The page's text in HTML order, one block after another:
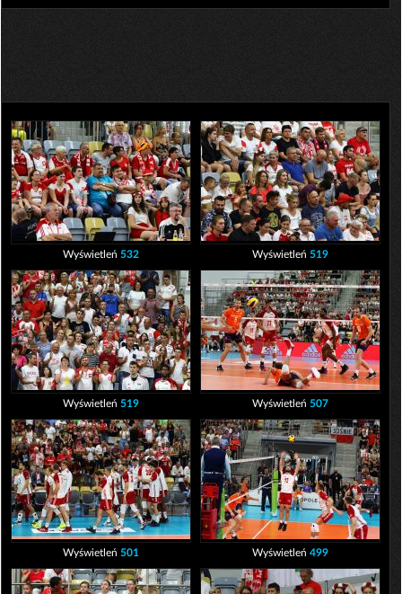
Wyświetleń 532 Wyświetleń 519
Wyświetleń 519 Wyświetleń 507
Wyświetleń 501 Wyświetleń 499